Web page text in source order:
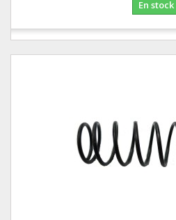
En stock